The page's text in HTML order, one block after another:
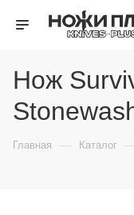
Нож
Главная — Каталог